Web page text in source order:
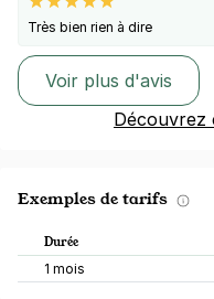
Très bien rien à dire
Voir plus d'avis
Découvrez
Exemples de tarifs
Durée
1 mois